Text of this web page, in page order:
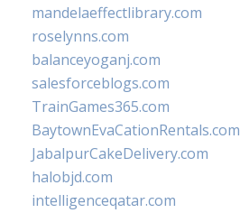
mandelaeffectlibrary.com
roselynns.com
balanceyoganj.com
salesforceblogs.com
TrainGames365.com
BaytownEvaCationRentals.com
JabalpurCakeDelivery.com
halobjd.com
intelligenceqatar.com